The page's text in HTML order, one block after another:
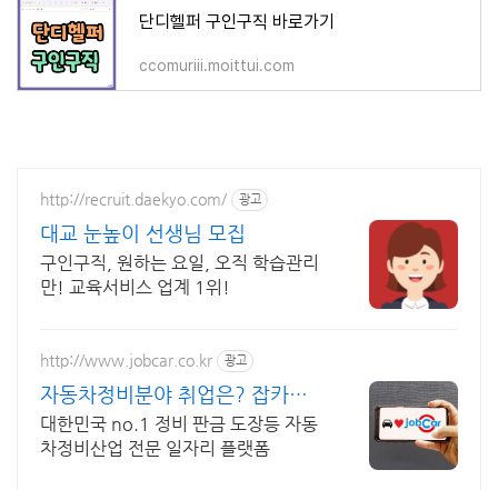
단디헬퍼 구인구직 바로가기
ccomuriii.moittui.com
http://recruit.daekyo.com/ 광고
대교 눈높이 선생님 모집
구인구직, 원하는 요일, 오직 학습관리
만! 교육서비스 업계 1위!
http://www.jobcar.co.kr 광고
자동차정비분야 취업은? 잡카
SINCE 2005
대한민국 no.1 정비 판금 도장등 자동
차정비산업 전문 일자리 플랫폼